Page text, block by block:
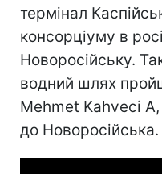
термінал
консорціуму в
Новоросійську.
водний шлях
Mehmet Kahveci
до Новоросійська.